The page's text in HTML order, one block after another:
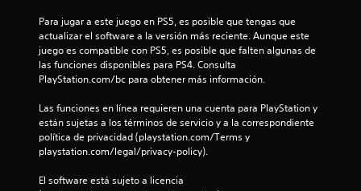
n
u
t
Para jugar a este juego en PS5, es posible que tengas que
actualizar el software a la versión más reciente. Aunque este
juego es compatible con PS5, es posible que falten algunas de
las funciones disponibles para PS4. Consulta
PlayStation.com/bc para obtener más información.
Las funciones en línea requieren una cuenta para PlayStation y
están sujetas a los términos de servicio y a la correspondiente
política de privacidad (playstation.com/Terms y
playstation.com/legal/privacy-policy).
El software está sujeto a licencia